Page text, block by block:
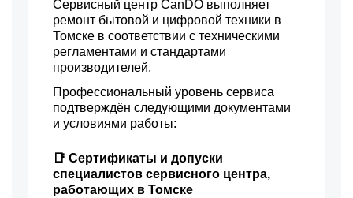
Сервисный центр CanDO выполняет
ремонт бытовой и цифровой техники в
Томске в соответствии с техническими
регламентами и стандартами
производителей.
Профессиональный уровень сервиса
подтверждён следующими документами
и условиями работы:
📑 Сертификаты и допуски
специалистов сервисного центра,
работающих в Томске